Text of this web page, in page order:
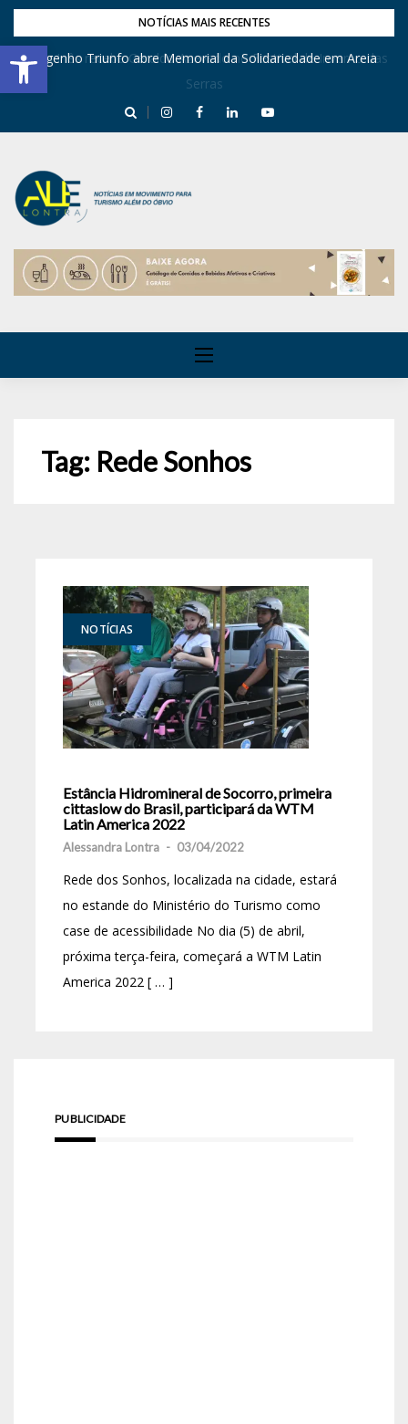
Barra de Ferramentas Aberta
NOTÍCIAS MAIS RECENTES
Dona Inês recebe Geraldo Azevedo no Festival de Inverno das
Serras
Engenho Triunfo abre Memorial da Solidariedade em Areia
Tag: Rede Sonhos
NOTÍCIAS
Estância Hidromineral de Socorro, primeira
cittaslow do Brasil, participará da WTM
Latin America 2022
Alessandra Lontra - 03/04/2022
Rede dos Sonhos, localizada na cidade, estará
no estande do Ministério do Turismo como
case de acessibilidade No dia (5) de abril,
próxima terça-feira, começará a WTM Latin
America 2022 [ … ]
PUBLICIDADE